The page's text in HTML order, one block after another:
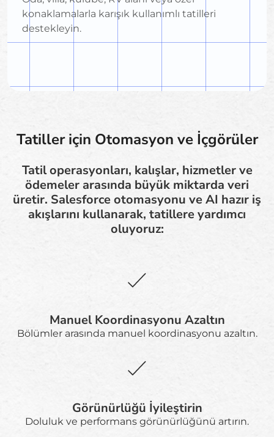
konaklamalarla karışık kullanımlı tatilleri
destekleyin.
Tatiller için Otomasyon ve İçgörüler
Tatil operasyonları, kalışlar, hizmetler ve
ödemeler arasında büyük miktarda veri
üretir. Salesforce otomasyonu ve AI hazır iş
akışlarını kullanarak, tatillere yardımcı
oluyoruz:
Manuel Koordinasyonu Azaltın
Bölümler arasında manuel koordinasyonu azaltın.
Görünürlüğü İyileştirin
Doluluk ve performans görünürlüğünü artırın.